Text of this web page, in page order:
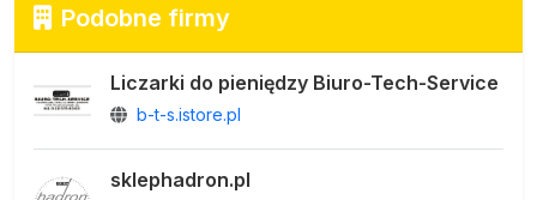
Podobne firmy
Liczarki do pieniędzy Biuro-Tech-Service
b-t-s.istore.pl
sklephadron.pl